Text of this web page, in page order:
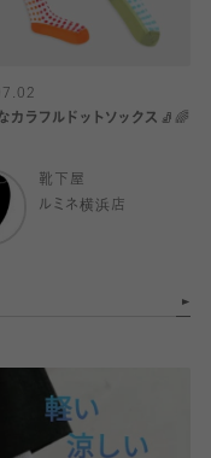
カラフルドットソックス🧦🌈
靴下屋
ルミネ横浜店